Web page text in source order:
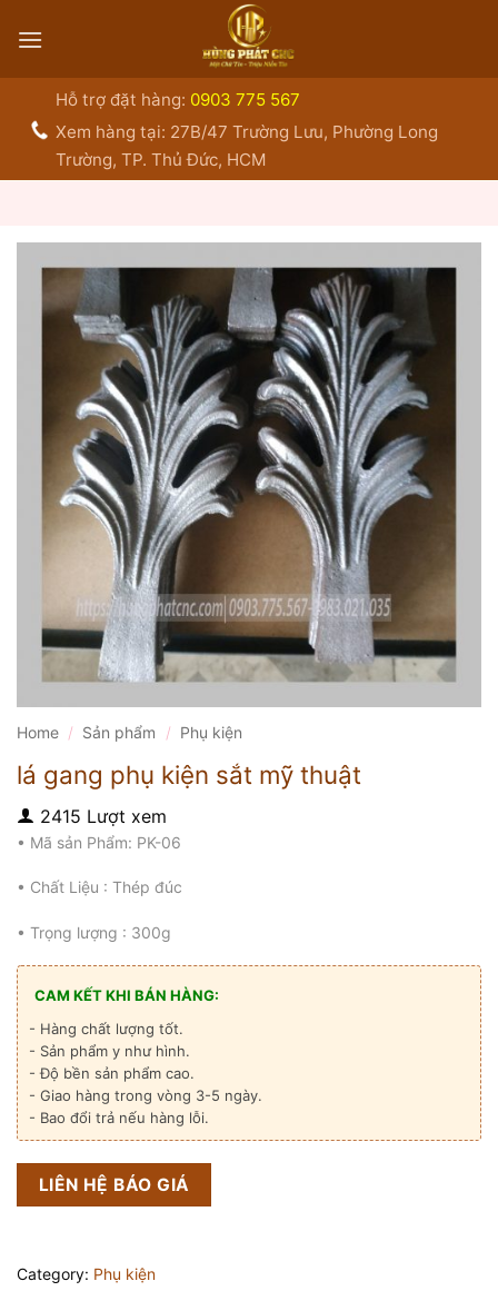
qua
Hỗ trợ đặt hàng: 0903 775 567
Xem hàng tại: 27B/47 Trường Lưu, Phường Long
Trường, TP. Thủ Đức, HCM
Home / Sản phẩm / Phụ kiện
lá gang phụ kiện sắt mỹ thuật
2415 Lượt xem
• Mã sản Phẩm: PK-06
• Chất Liệu : Thép đúc
• Trọng lượng : 300g
CAM KẾT KHI BÁN HÀNG:
- Hàng chất lượng tốt.
- Sản phẩm y như hình.
- Độ bền sản phẩm cao.
- Giao hàng trong vòng 3-5 ngày.
- Bao đổi trả nếu hàng lỗi.
LIÊN HỆ BÁO GIÁ
Category: Phụ kiện